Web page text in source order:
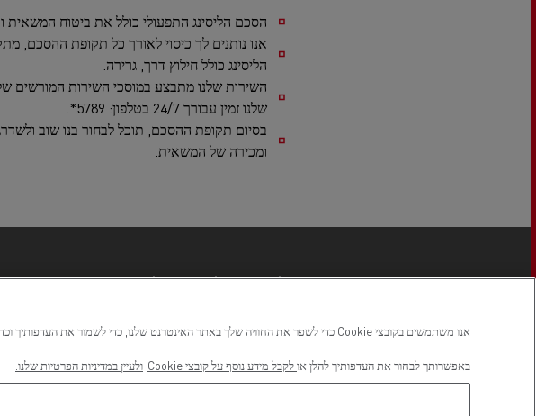
הסכם הליסינג התפעולי כולל את ביטוח המשאית
אנו נותנים לך כיסוי לאורך כל תקופת
הליסינג כולל חילוץ דרך, גרירה.
השירות שלנו מתבצע במוסכי השירות המורשים
שלנו זמין עבורך 24/7 בטלפון: 5789*.
בסיום תקופת ההסכם, תוכל לבחור בנו שוב
ומכירה של המשאית.
למי מתאים ליסינג תפעולי?
ליסינג תפעולי מתאים לחברות בעלות צי משאיות
אנו משתמשים בקובצי Cookie כדי לשפר את החוויה שלך באתר האינטרנט שלנו, כדי לשמור את העדפותיך וכדי לאפשר מדידה של ביצועי האתר. באפשרותך לעדכן או לשנות את העדפותיך בכל עת, במרכז העדפות קובצי ה-Cookie שלנו, בלחיצה על סמל המגן בפינה השמאלית התחתונה של כל דף.
באפשרותך לבחור את העדפותיך להלן אולקבל מידע נוסף על קובצי Cookie ולעיין במדיניות הפרטיות שלנו.